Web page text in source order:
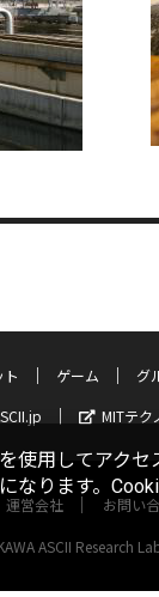
ゲーム グ
MITテク
運営会社 お問い
ASCII Research
使用してアク
なります。